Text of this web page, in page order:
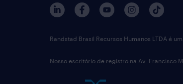
Randstad Brasil Recursos Humanos LTDA é
Nosso escritório de registro na Av. Francisco